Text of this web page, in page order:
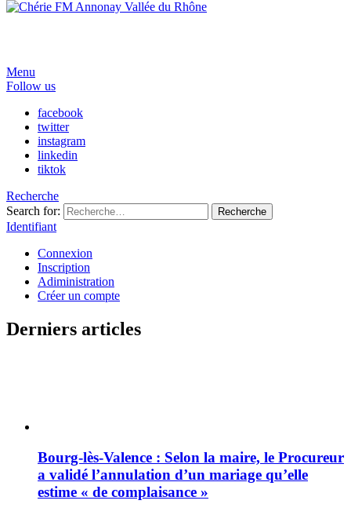
Menu
Follow us
facebook
twitter
instagram
linkedin
tiktok
Recherche
Search for:
Recherche
Identifiant
Connexion
Inscription
Adiministration
Créer un compte
Derniers articles
Bourg-lès-Valence : Selon la maire, le Procureur
a validé l’annulation d’un mariage qu’elle
estime « de complaisance »